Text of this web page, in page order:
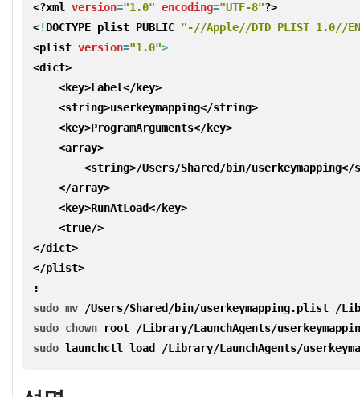
<?xml
version="1.0" encoding="UTF-8"?>
<!DOCTYPE plist PUBLIC "-//Apple//DTD PLIST 1.0//
<plist version="1.0">
<dict>
    <key>Label</key>
    <string>userkeymapping</string>
    <key>ProgramArguments</key>
    <array>
<string>/Users/Shared/bin/userkeymapping</
    </array>
    <key>RunAtLoad</key>
    <
true/>
</dict>
</plist>
:
sudo mv
/Users/Shared/bin/userkeymapping.plist /
sudo chown
root /Library/LaunchAgents/
sudo launchctl load /Library/LaunchAgents/